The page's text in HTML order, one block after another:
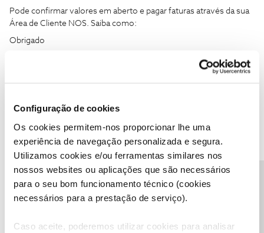
Configuração de cookies
Os cookies permitem-nos proporcionar lhe uma
experiência de navegação personalizada e segura.
Utilizamos cookies e/ou ferramentas similares nos
nossos websites ou aplicações que são necessários
para o seu bom funcionamento técnico (cookies
necessários para a prestação de serviço).
Caso aceite, poderemos utilizar cookies para analisar
Pode confirmar valores em aberto e pagar faturas através da sua
Área de Cliente NOS. Saiba como:
Obrigado
Ajude a comunidade a encontrar informação relevante. Marque
sempre a par das ultimas novidades.
F Fernando Cardosoa AUTOR Forum|Forum|2 years ago
Obrigado pelo esclarecimento por norma recebo SMS foi a
o valor por acaso está metade do que me pedem no e-mail e